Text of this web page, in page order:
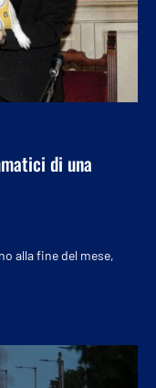
di una
alla fine del mese,